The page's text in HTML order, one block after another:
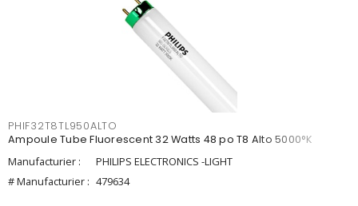
PHIF32T8TL950ALTO
Ampoule Tube Fluorescent 32 Watts 48 po T8 Alto 5000°K
Manufacturier :
PHILIPS ELECTRONICS -LIGHT
# Manufacturier : 479634